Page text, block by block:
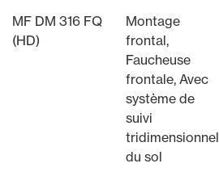
Montage
frontal,
Faucheuse
frontale, Avec
système de
suivi
tridimensionnel
du sol
MF DM 316 FQ
(HD)